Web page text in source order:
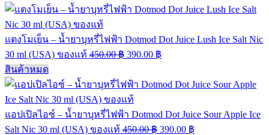
แตงโมเย็น – น้ำยาบุหรี่ไฟฟ้า Dotmod Dot Juice Lush Ice Salt Nic
30 ml (USA) ของแท้ 450.00฿ 390.00 ฿
สินค้าหมด
แอปเปิลไอซ์ – น้ำยาบุหรี่ไฟฟ้า Dotmod Dot Juice Sour Apple Ice
Salt Nic 30 ml (USA) ของแท้ 450.00฿ 390.00 ฿